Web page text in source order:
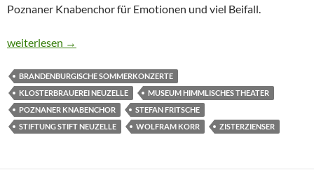
Poznaner Knabenchor für Emotionen und viel Beifall.
POZNANER KNABENCHOR IN BRANDENBURGS
weiterlesen →
BRANDENBURGISCHE SOMMERKONZERTE
KLOSTERBRAUEREI NEUZELLE
MUSEUM HIMMLISCHES THEATER
POZNANER KNABENCHOR
STEFAN FRITSCHE
STIFTUNG STIFT NEUZELLE
WOLFRAM KORR ZISTERZIENSER